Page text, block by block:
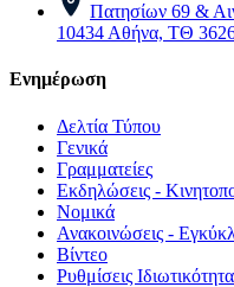
Πατησίων 69 &
10434 Αθήνα, ΤΘ
Ενημέρωση
Δελτία Τύπου
Γενικά
Γραμματείες
Εκδηλώσεις -
Νομικά
Ανακοινώσεις -
Βίντεο
Ρυθμίσεις